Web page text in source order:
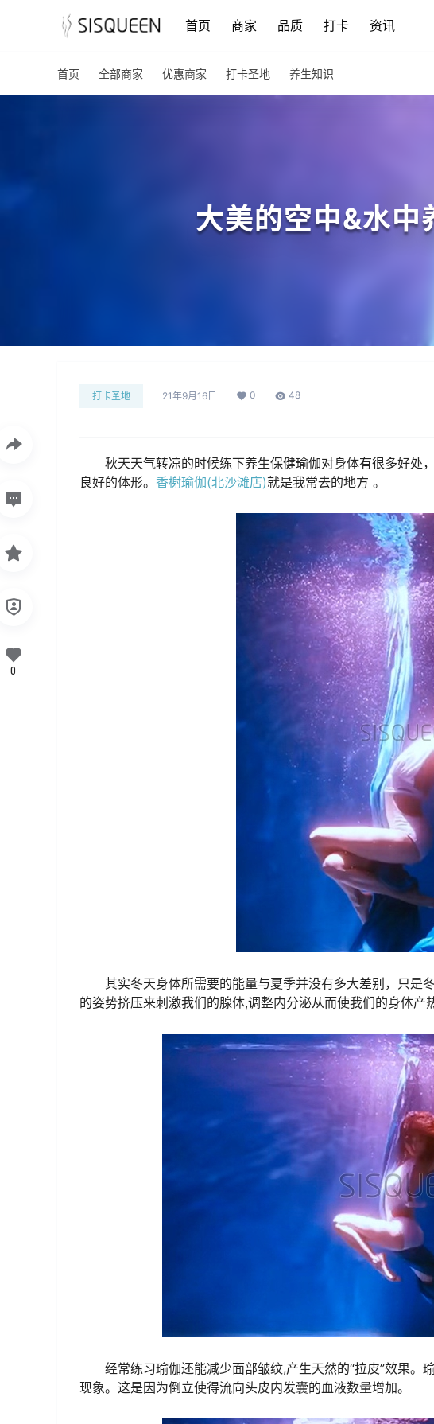
首页 商家 品质 打卡 资讯
首页 全部商家 优惠商家 打卡圣地 养生知识
大美的空中&水
打卡圣地 21年9月16日 0 48
秋天天气转凉的时候练下养生保健瑜伽对身体有很多好处
良好的体形。 香榭瑜伽(北沙滩店)就是我常去的地方 。
其实冬天身体所需要的能量与夏季并没有多大差别，只是
的姿势挤压来刺激我们的腺体,调整内分泌从而使我们的身体产
经常练习瑜伽还能减少面部皱纹,产生天然的“拉皮”效果
现象。这是因为倒立使得流向头皮内发囊的血液数量增加。
0